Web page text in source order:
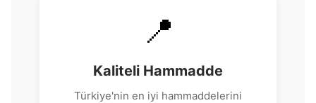
📍
Kaliteli Hammadde
Türkiye'nin en iyi hammaddelerini